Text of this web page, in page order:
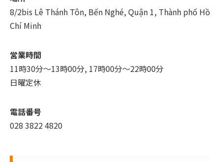
8/2bis Lê Thánh Tôn, Bến Nghé, Quận 1, Thành phố Hồ
Chí Minh
営業時間
11時30分～13時00分, 17時00分～22時00分
日曜定休
電話番号
028 3822 4820